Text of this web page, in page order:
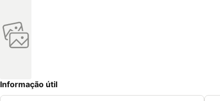
Informação útil